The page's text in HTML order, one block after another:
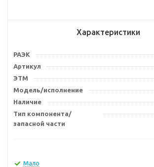
Характеристики
РАЭК
Артикул
ЭТМ
Модель/исполнение
Наличие
Тип компонента/
запасной части
Мало